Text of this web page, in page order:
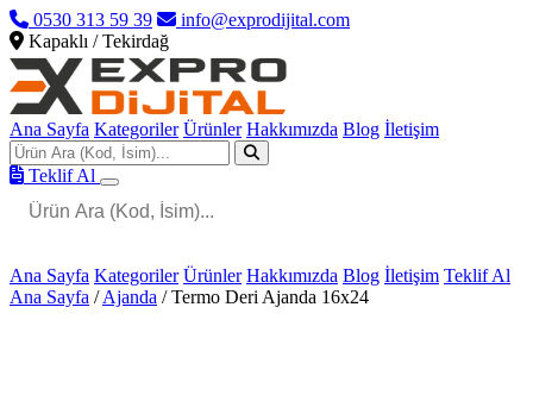
0530 313 59 39
info@exprodijital.com
Kapaklı / Tekirdağ
Ana Sayfa Kategoriler Ürünler Hakkımızda Blog İletişim
Teklif Al
Ana Sayfa Kategoriler Ürünler Hakkımızda Blog İletişim Teklif Al
Ana Sayfa / Ajanda / Termo Deri Ajanda 16x24